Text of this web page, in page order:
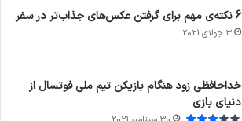
6 نکته‌ی مهم برای گرفتن عکس‌های جذاب‌تر در سفر
3 جولای 2021
خداحافظی زود هنگام بازیکن تیم ملی فوتسال از
دنیای بازی